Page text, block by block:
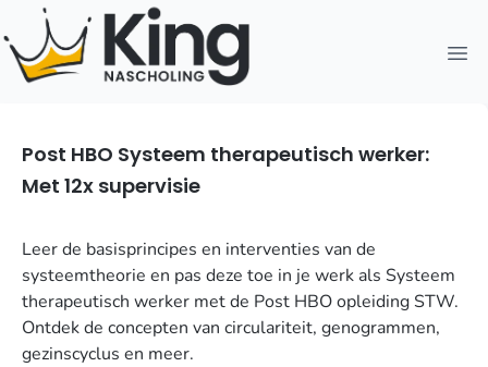
Post HBO Systeem therapeutisch werker:
Met 12x supervisie
Leer de basisprincipes en interventies van de
systeemtheorie en pas deze toe in je werk als Systeem
therapeutisch werker met de Post HBO opleiding STW.
Ontdek de concepten van circulariteit, genogrammen,
gezinscyclus en meer.